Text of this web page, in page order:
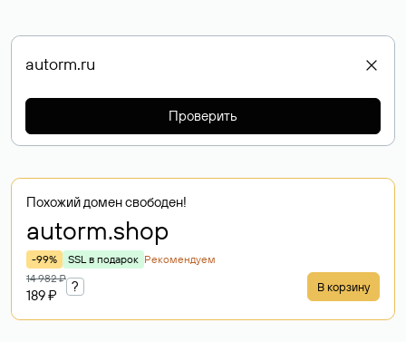
Проверить
Похожий домен свободен!
autorm.shop
-99% SSL в подарок Рекомендуем
14 982 ₽
189 ₽
? В корзину